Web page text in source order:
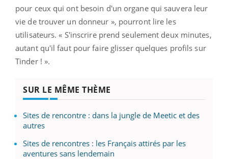
pour ceux qui ont besoin d'un organe qui sauvera leur
vie de trouver un donneur », pourront lire les
utilisateurs. « S'inscrire prend seulement deux minutes,
autant qu'il faut pour faire glisser quelques profils sur
Tinder ! ».
SUR LE MÊME THÈME
Sites de rencontre : dans la jungle de Meetic et des
autres
Sites de rencontres : les Français attirés par les
aventures sans lendemain